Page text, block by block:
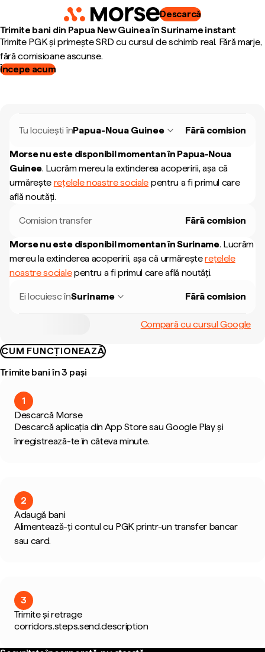
Descarcă
Trimite bani din Papua New Guinea în Suriname instant
Trimite PGK și primește SRD cu cursul de schimb real. Fără marje,
fără comisioane ascunse.
Începe acum
Tu locuiești înPapua-Noua Guinee Fără comision
Morse nu este disponibil momentan în Papua-Noua
Guinee. Lucrăm mereu la extinderea acoperirii, așa că
urmărește rețelele noastre sociale pentru a fi primul care
află noutăți.
Comision transfer Fără comision
Morse nu este disponibil momentan înSuriname. Lucrăm
mereu la extinderea acoperirii, așa că urmăreșterețelele
noastre socialepentru a fi primul care află noutăți.
Ei locuiesc înSuriname Fără comision
Compară cu cursul Google
CUM FUNCȚIONEAZĂ
Trimite bani în 3 pași
1
Descarcă Morse
Descarcă aplicația din App Store sau Google Play și
înregistrează-te în câteva minute.
2
Adaugă bani
Alimentează-ți contul cu PGK printr-un transfer bancar
sau card.
3
Trimite și retrage
corridors.steps.send.description